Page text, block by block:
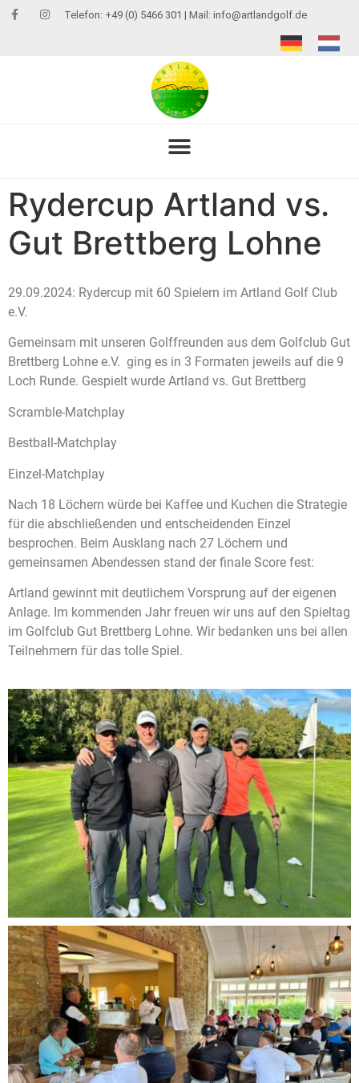
Telefon: +49 (0) 5466 301 | Mail: info@artlandgolf.de
Rydercup Artland vs.
Gut Brettberg Lohne
29.09.2024: Rydercup mit 60 Spielern im Artland Golf Club
e.V.
Gemeinsam mit unseren Golffreunden aus dem Golfclub Gut
Brettberg Lohne e.V. ging es in 3 Formaten jeweils auf die 9
Loch Runde. Gespielt wurde Artland vs. Gut Brettberg
Scramble-Matchplay
Bestball-Matchplay
Einzel-Matchplay
Nach 18 Löchern würde bei Kaffee und Kuchen die Strategie
für die abschließenden und entscheidenden Einzel
besprochen. Beim Ausklang nach 27 Löchern und
gemeinsamen Abendessen stand der finale Score fest:
Artland gewinnt mit deutlichem Vorsprung auf der eigenen
Anlage. Im kommenden Jahr freuen wir uns auf den Spieltag
im Golfclub Gut Brettberg Lohne. Wir bedanken uns bei allen
Teilnehmern für das tolle Spiel.